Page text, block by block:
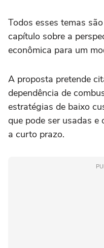
Todos esses temas
capítulo sobre a
econômica para um
A proposta pretende
dependência de
estratégias de baixo
que pode ser usadas e
a curto prazo.